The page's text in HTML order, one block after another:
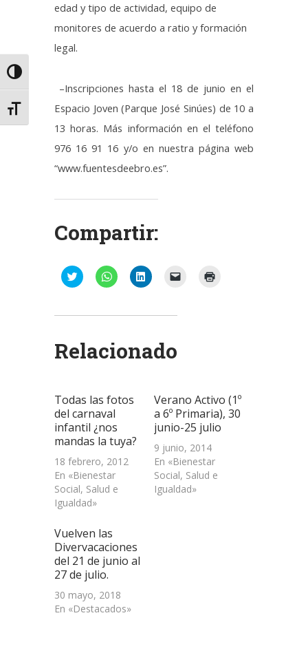
Alternar alto contraste
Alternar tamaño de letra
edad y tipo de actividad, equipo de
monitores de acuerdo a ratio y formación
legal.
–Inscripciones hasta el 18 de junio en el
Espacio Joven (Parque José Sinúes) de 10 a
13 horas. Más información en el teléfono
976 16 91 16 y/o en nuestra página web
“www.fuentesdeebro.es”.
Compartir:
Haz
clic
Twitter
en
una
Haz
clic
WhatsApp
en
una
Haz
clic
LinkedIn
en
una
en
una
ventana
nueva)
Relacionado
Todas las fotos
del carnaval
infantil ¿nos
mandas la tuya?
18 febrero, 2012
En «Bienestar
Social, Salud e
Igualdad»
Verano Activo (1º
a 6º Primaria), 30
junio-25 julio
9 junio, 2014
En «Bienestar
Social, Salud e
Igualdad»
Vuelven las
Divervacaciones
del 21 de junio al
27 de julio.
30 mayo, 2018
En «Destacados»